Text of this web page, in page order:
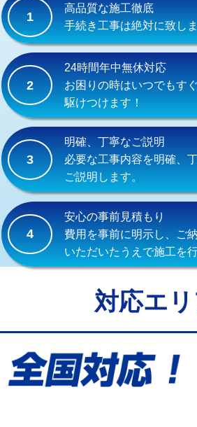
交換・取付(混合水栓（壁付・デッキ
式・ワンホール）)
交換・取付(排水栓・排水トラップ
（P/S/ポップアップ））
交換・取付（その他部品）
持込商品取付（単水栓）
持込商品取付（混合水栓）
持込商品取付（浄水器・分岐水栓）
給水管工事※（ホール加工)
給水管工事※（バンド止め)
給水管工事※（保温材使用（バンド止
給水管工事※（土の掘削・埋め戻し作
業)
1
高品質な施工徹底
手続き工事は絶対に致しま
2
24時間年中無休対応
お困りの時はいつでもす
駆けつけます！
3
明確、丁寧なご説明
必要な工事内容を明確、
ご説明します。
4
安心の事前見積もり
費用を事前に明示し、ご
いただいたうえで施工を行
対応エ